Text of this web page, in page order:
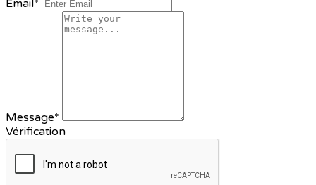
Email*
Message*
Vérification